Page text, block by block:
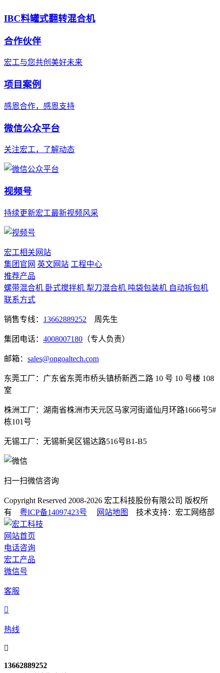
IBC料罐式翻转混合机
合作伙伴
宏工与您共创美好未来
项目案例
感恩合作，感恩支持
微信公众平台
关注宏工，了解动态
视频号
持续更新宏工最新视频风采
宏工相关网站
集团官网 英文网站 工程中心
推荐产品
螺带混合机 卧式搅拌机 犁刀混合机 吨袋包装机 自动拆包机
联系方式
销售专线： 13662889252 周先生
集团电话： 4008007180 （专人负责）
邮箱： sales@ongoaltech.com
东莞工厂：广东省东莞市桥头镇桥新西二路 10 号 10 号楼 108
室
株洲工厂：湖南省株洲市天元区马家河街道仙月环路1666号5#
栋101号
无锡工厂：无锡新吴区锡达路516号B1-B5
扫一扫微信咨询
Copyright Reserved 2008-2026 宏工科技股份有限公司 版权所
有 粤ICP备14097423号 网站地图 技术支持：宏工网络部
网站首页
电话咨询
宏工产品
微信号
客服

热线

13662889252